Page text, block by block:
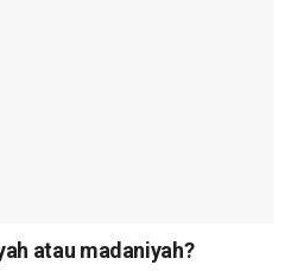
atau madaniyah?